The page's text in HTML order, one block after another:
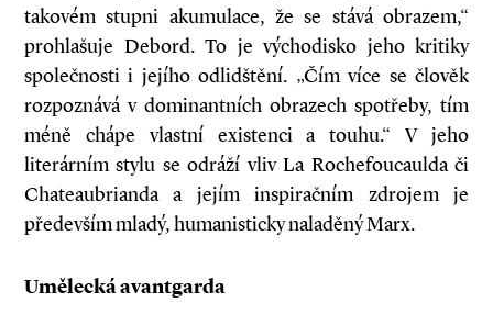
takovém stupni akumulace, že se stává obrazem,“
prohlašuje Debord. To je východisko jeho kritiky
společnosti i jejího odlidštění. „Čím více se člověk
rozpoznává v dominantních obrazech spotřeby, tím
méně chápe vlastní existenci a touhu.“ V jeho
literárním stylu se odráží vliv La Rochefoucaulda či
Chateaubrianda a jejím inspiračním zdrojem je
především mladý, humanisticky naladěný Marx.
Umělecká avantgarda